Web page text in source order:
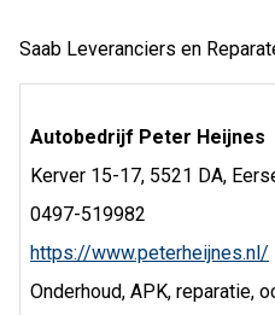
Saab Leveranciers en
Autobedrijf Peter Heijnes
Kerver 15-17, 5521 DA,
0497-519982
https://www.peterheijnes.nl/
Onderhoud, APK, reparatie,